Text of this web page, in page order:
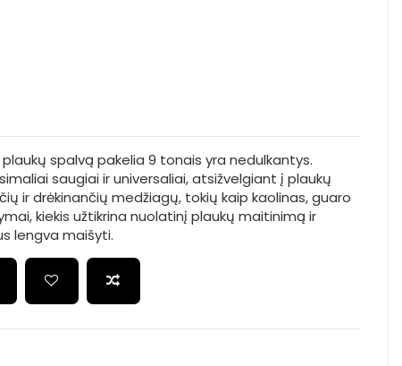
spalvą pakelia 9 tonais yra nedulkantys.
saugiai ir universaliai, atsižvelgiant į plaukų
ir drėkinančių medžiagų, tokių kaip kaolinas, guaro
kiekis užtikrina nuolatinį plaukų maitinimą ir
lengva maišyti.